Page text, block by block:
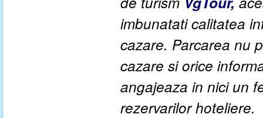
imbunatati calitatea
cazare. Parcarea nu
cazare si orice
angajeaza in nici un
rezervarilor hoteliere.